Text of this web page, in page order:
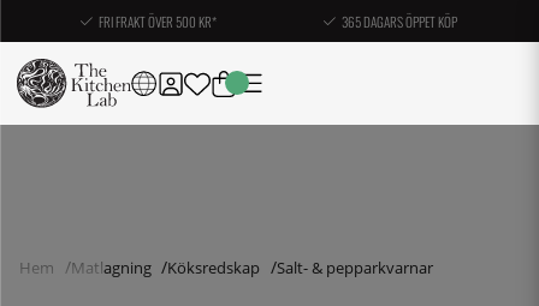
FRI FRAKT ÖVER 500 KR* 365 DAGARS ÖPPET KÖP
Hem Matlagning Köksredskap Salt- & pepparkvarnar